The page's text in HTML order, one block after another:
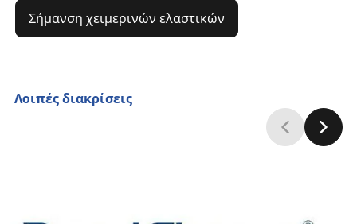
Σήμανση χειμερινών ελαστικών
Λοιπές διακρίσεις